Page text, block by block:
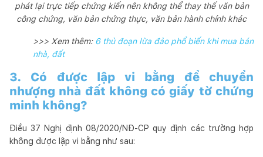
phát lại trực tiếp chứng kiến nên không thể thay thế văn bản
công chứng, văn bản chứng thực, văn bản hành chính khác
>>> Xem thêm: 6 thủ đoạn lừa đảo phổ biến khi mua bán
nhà, đất
3. Có được lập vi bằng để chuyển
nhượng nhà đất không có giấy tờ chứng
minh không?
Điều 37 Nghị định 08/2020/NĐ-CP quy định các trường hợp
không được lập vi bằng như sau: